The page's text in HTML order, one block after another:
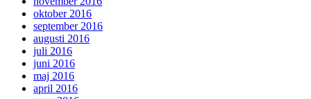
oktober 2016
september 2016
augusti 2016
juli 2016
juni 2016
maj 2016
april 2016